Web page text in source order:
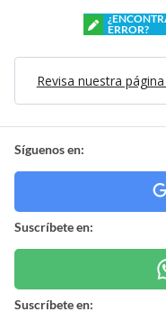
ERROR?
Revisa nuestra
Síguenos en:
Suscríbete en:
Suscríbete en: